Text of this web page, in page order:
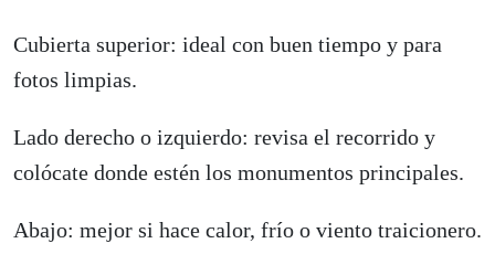
Cubierta superior: ideal con buen tiempo y para
fotos limpias.
Lado derecho o izquierdo: revisa el recorrido y
colócate donde estén los monumentos principales.
Abajo: mejor si hace calor, frío o viento traicionero.